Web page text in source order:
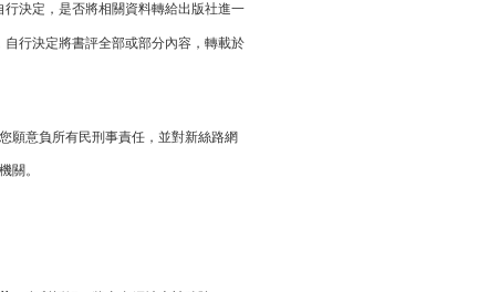
決定，是否將相關資料轉給出版社進一
行決定將書評全部或部分內容，轉載於
願意負所有民刑事責任，並對新絲路網
關。